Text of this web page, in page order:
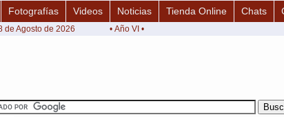
Fotografías Videos Noticias Tienda Online Chats
de Agosto de 2026 • Año VI •